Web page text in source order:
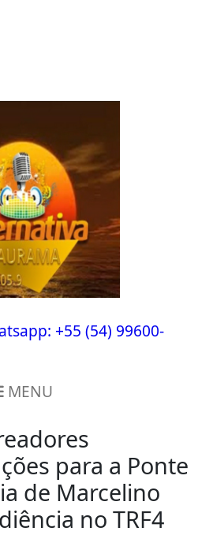
+55 (54) 99600-
MENU
para a Ponte
de Marcelino
no TRF4